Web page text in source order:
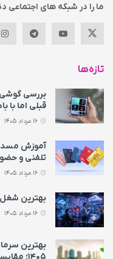
ما را در شبکه های اجتماعی
تازه‌ها
قبلی اما با
آموزش
تلفنی و
بهترین شغل